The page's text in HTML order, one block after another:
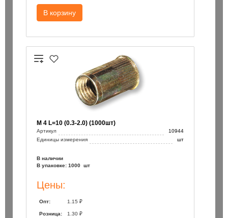
В корзину
М 4 L=10 (0.3-2.0) (1000шт)
Артикул
10944
Единицы измерения
шт
В наличии
В упаковке: 1000 шт
Цены:
Опт: 1.15 ₽
Розница: 1.30 ₽